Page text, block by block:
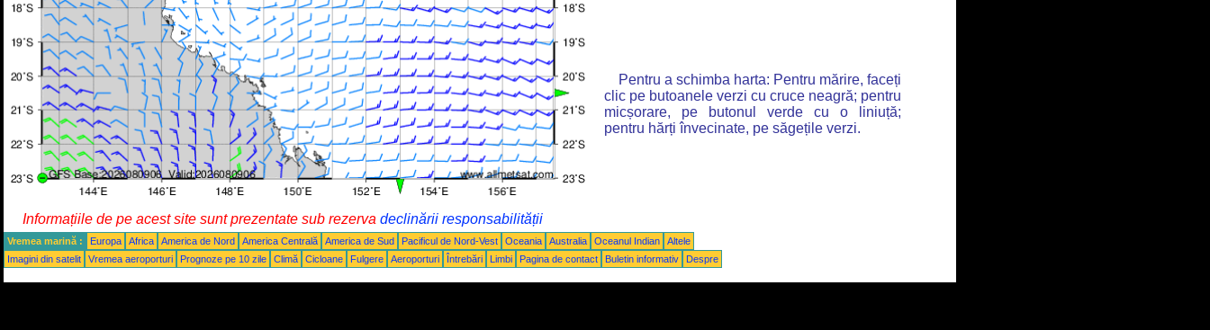
Pentru a schimba harta: Pentru mărire, faceți
clic pe butoanele verzi cu cruce neagră; pentru
micșorare, pe butonul verde cu o liniuță;
pentru hărți învecinate, pe săgețile verzi.
Informațiile de pe acest site sunt prezentate sub rezerva declinării responsabilității
Vremea marină : Europa Africa America de Nord America Centrală America de Sud Pacificul de Nord-Vest Oceania Australia Oceanul Indian
Altele
Imagini din satelit
Vremea aeroporturi Prognoze pe 10 zile Climă Cicloane Fulgere Aeroporturi Întrebări Limbi Pagina de contact Buletin informativ Despre